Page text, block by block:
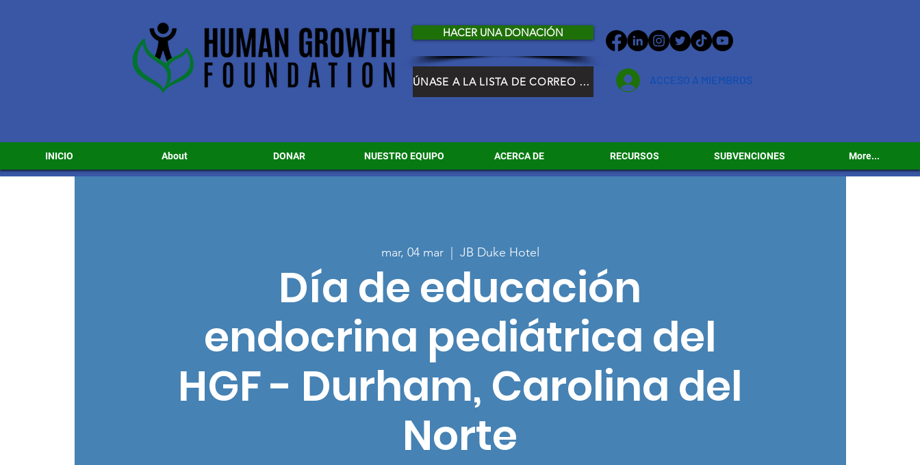
HACER UNA DONACIÓN
ÚNASE A LA LISTA DE CORREO DE HGF ACCESO A MIEMBROS
INICIO About DONAR NUESTRO EQUIPO ACERCA DE RECURSOS SUBVENCIONES More...
mar, 04 mar
  |
JB Duke Hotel
Día de educación
endocrina pediátrica del
HGF - Durham, Carolina del
Norte